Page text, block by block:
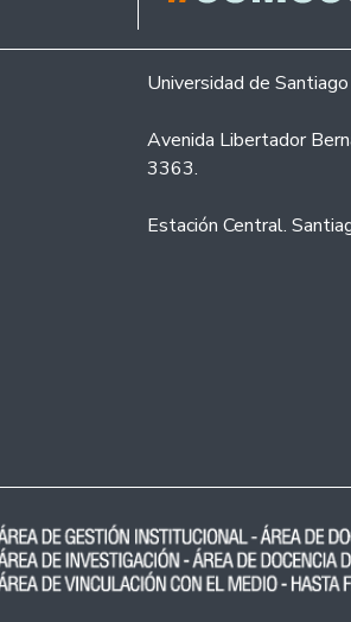
Universidad de
Avenida Libertador
3363.
Estación Central.